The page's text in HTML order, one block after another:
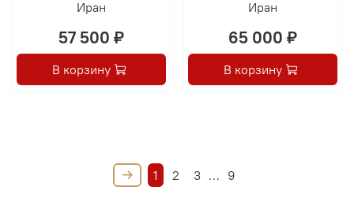
Иран
57 500 ₽
В корзину
Иран
65 000 ₽
В корзину
1 2 3 … 9